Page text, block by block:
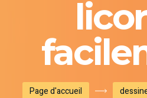
Page d'accueil